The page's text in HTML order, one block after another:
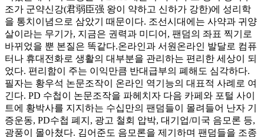
조가 군약신강(君弱臣强 왕이 약하고 신하가 강한)에 성리학
을 통치이념으로 삼았기 때문이다. 조선시대에는 사약과 귀양
살이라는 무기가, 지금은 권력과 미디어, 팬덤의 좌표 찍기로
바뀌었을 뿐 본질은 똑같다.온라인과 서원온라인 발달로 컴퓨
터나 휴대전화로 생활의 대부분을 관리하는 편리한 세상이 되
었다. 편리함이 주는 이익만큼 반대급부의 폐해도 심각하다.
필자는 황우석 논문조작이 온라인 역기능의 대표적 사례로 여
긴다. PD 수첩이 논문조작을 파헤치자 다음 카페와 포털 사이
트에 황박사를 지지하는 수십만의 팬덤들이 몰려들어 난자 기
증운동, PD수첩 폐지, 광고 철회 압박, 대기업/미국 음모론 등,
광풍이 몰아쳤다. 김어준도 음모론을 제기하며 팬덤들을 조종